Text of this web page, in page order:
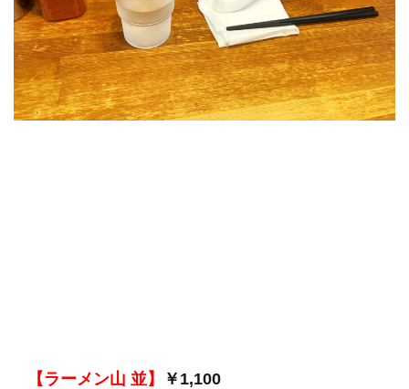
【ラーメン山 並】 ￥1,100